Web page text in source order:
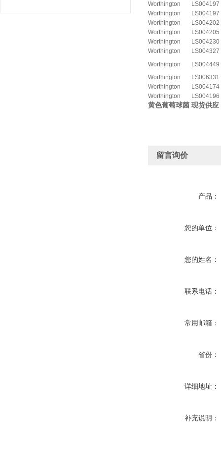
Worthington
LS004197
Worthington
LS004197
Worthington
LS004202
Worthington
LS004205
Worthington
LS004230
Worthington
LS004327
Worthington
LS004449
Worthington
LS006331
Worthington
LS004174
Worthington
LS004196
黄色葡萄球菌 现货供应
留言询价
产品：
您的单位：
您的姓名：
联系电话：
常用邮箱：
省份：
详细地址：
补充说明：